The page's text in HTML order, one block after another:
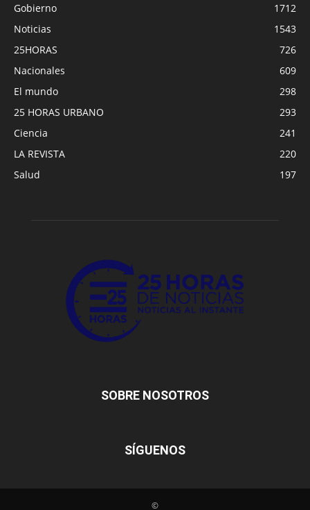
Gobierno
1712
Noticias
1543
25HORAS
726
Nacionales
609
El mundo
298
25 HORAS URBANO
293
Ciencia
241
LA REVISTA
220
Salud
197
SOBRE NOSOTROS
SÍGUENOS
©